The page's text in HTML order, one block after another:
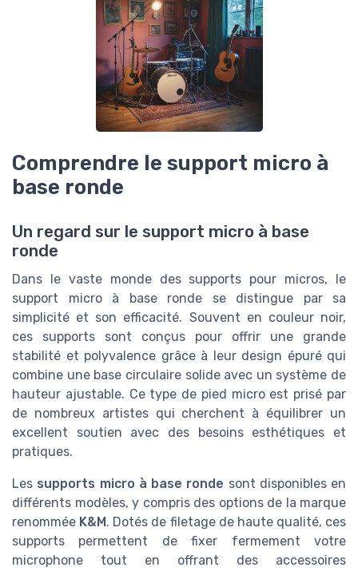
Comprendre le support micro à
base ronde
Un regard sur le support micro à base
ronde
Dans le vaste monde des supports pour micros, le
support micro à base ronde se distingue par sa
simplicité et son efficacité. Souvent en couleur noir,
ces supports sont conçus pour offrir une grande
stabilité et polyvalence grâce à leur design épuré qui
combine une base circulaire solide avec un système de
hauteur ajustable. Ce type de pied micro est prisé par
de nombreux artistes qui cherchent à équilibrer un
excellent soutien avec des besoins esthétiques et
pratiques.
Les supports micro à base ronde sont disponibles en
différents modèles, y compris des options de la marque
renommée K&M . Dotés de filetage de haute qualité, ces
supports permettent de fixer fermement votre
microphone tout en offrant des accessoires